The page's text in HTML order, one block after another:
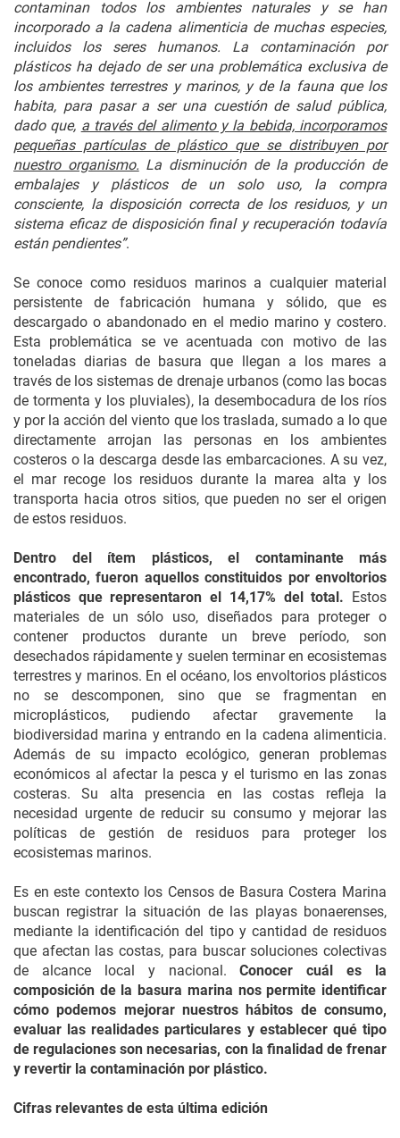
contaminan todos los ambientes naturales y se han
incorporado a la cadena alimenticia de muchas especies,
incluidos los seres humanos. La contaminación por
plásticos ha dejado de ser una problemática exclusiva de
los ambientes terrestres y marinos, y de la fauna que los
habita, para pasar a ser una cuestión de salud pública,
dado que, a través del alimento y la bebida, incorporamos
pequeñas partículas de plástico que se distribuyen por
nuestro organismo. La disminución de la producción de
embalajes y plásticos de un solo uso, la compra
consciente, la disposición correcta de los residuos, y un
sistema eficaz de disposición final y recuperación todavía
están pendientes”.
Se conoce como residuos marinos a cualquier material
persistente de fabricación humana y sólido, que es
descargado o abandonado en el medio marino y costero.
Esta problemática se ve acentuada con motivo de las
toneladas diarias de basura que llegan a los mares a
través de los sistemas de drenaje urbanos (como las bocas
de tormenta y los pluviales), la desembocadura de los ríos
y por la acción del viento que los traslada, sumado a lo que
directamente arrojan las personas en los ambientes
costeros o la descarga desde las embarcaciones. A su vez,
el mar recoge los residuos durante la marea alta y los
transporta hacia otros sitios, que pueden no ser el origen
de estos residuos.
Dentro del ítem plásticos, el contaminante más
encontrado, fueron aquellos constituidos por envoltorios
plásticos que representaron el 14,17% del total. Estos
materiales de un sólo uso, diseñados para proteger o
contener productos durante un breve período, son
desechados rápidamente y suelen terminar en ecosistemas
terrestres y marinos. En el océano, los envoltorios plásticos
no se descomponen, sino que se fragmentan en
microplásticos, pudiendo afectar gravemente la
biodiversidad marina y entrando en la cadena alimenticia.
Además de su impacto ecológico, generan problemas
económicos al afectar la pesca y el turismo en las zonas
costeras. Su alta presencia en las costas refleja la
necesidad urgente de reducir su consumo y mejorar las
políticas de gestión de residuos para proteger los
ecosistemas marinos.
Es en este contexto los Censos de Basura Costera Marina
buscan registrar la situación de las playas bonaerenses,
mediante la identificación del tipo y cantidad de residuos
que afectan las costas, para buscar soluciones colectivas
de alcance local y nacional.Conocer cuál es la
composición de la basura marina nos permite identificar
cómo podemos mejorar nuestros hábitos de consumo,
evaluar las realidades particulares y establecer qué tipo
de regulaciones son necesarias, con la finalidad de frenar
y revertir la contaminación por plástico.
Cifras relevantes de esta última edición